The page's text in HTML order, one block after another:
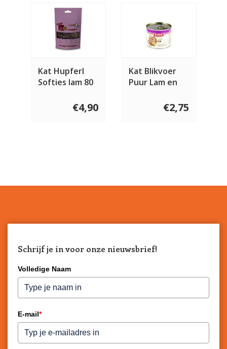
Kat Hupferl
Softies lam 80
€4,90
Kat Blikvoer
Puur Lam en
€2,75
Schrijf je in voor onze nieuwsbrief!
Volledige Naam
E-mail*